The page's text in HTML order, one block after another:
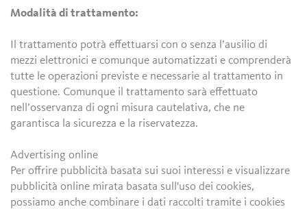
Modalità di trattamento:
Il trattamento potrà effettuarsi con o senza l’ausilio di
mezzi elettronici e comunque automatizzati e comprenderà
tutte le operazioni previste e necessarie al trattamento in
questione. Comunque il trattamento sarà effettuato
nell’osservanza di ogni misura cautelativa, che ne
garantisca la sicurezza e la riservatezza.
Advertising online
Per offrire pubblicità basata sui suoi interessi e visualizzare
pubblicità online mirata basata sull'uso dei cookies,
possiamo anche combinare i dati raccolti tramite i cookies